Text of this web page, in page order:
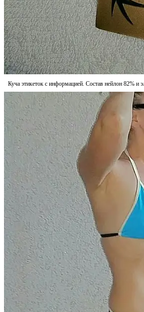
Куча этикеток с информацией. Состав нейлон 82% и